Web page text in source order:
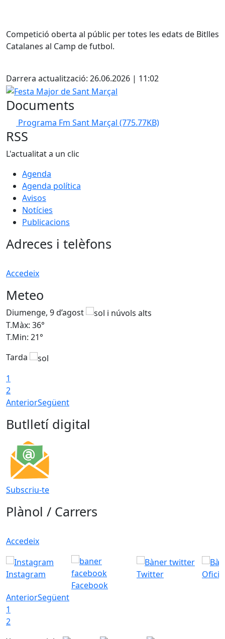
Competició oberta al públic per totes les edats de Bitlles
Catalanes al Camp de futbol.
Darrera actualització: 26.06.2026 | 11:02
Festa Major de Sant Marçal
Documents
Programa Fm Sant Marçal (775.77KB)
RSS
L'actualitat a un clic
Agenda
Agenda política
Avisos
Notícies
Publicacions
Adreces i telèfons
Accedeix
Meteo
Diumenge, 9 d’agost
T.Màx: 36°
T.Min: 21°
Tarda
1
2
AnteriorSegüent
Butlletí digital
Subscriu-te
Plànol / Carrers
Accedeix
Instagram
Facebook
Twitter
AnteriorSegüent
1
2